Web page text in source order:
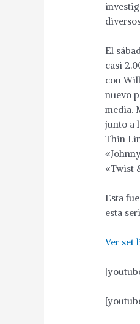
El
casi
con
nuevo
media.
junto a
Thin
«Twist
Esta
esta
Ver set